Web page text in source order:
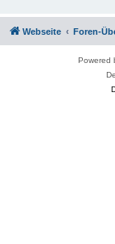
Webseite Foren-
Powered